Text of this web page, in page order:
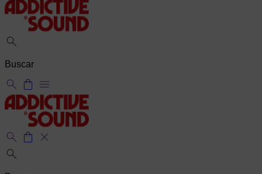
search
search shopping_bag menu
search shopping_bag close
search